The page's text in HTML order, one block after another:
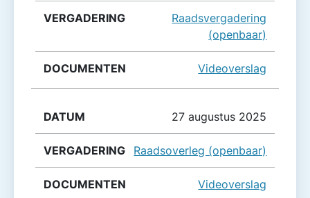
Raadsvergadering
(openbaar)
Videoverslag
27 augustus 2025
Raadsoverleg (openbaar)
Videoverslag